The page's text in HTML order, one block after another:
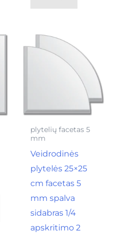
plytelių facetas 5
mm
Veidrodinės
plytelės 25×25
cm facetas 5
mm spalva
sidabras 1/4
apskritimo 2